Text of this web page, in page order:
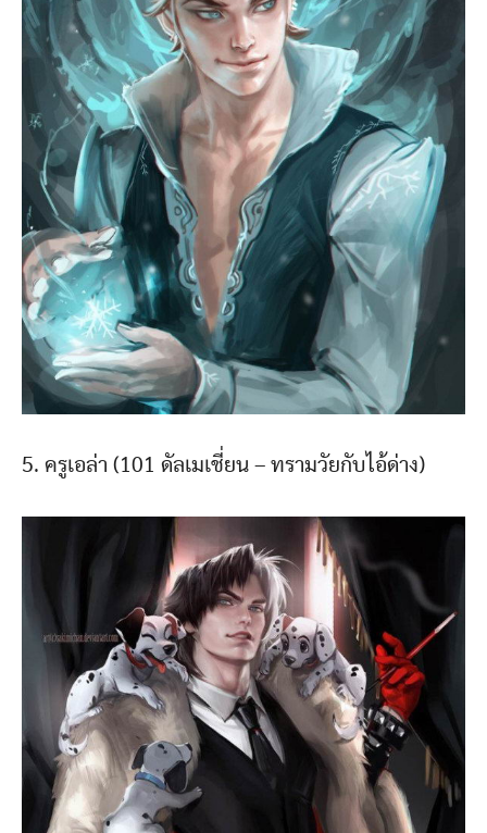
5. ครูเอล่า (101 ดัลเมเชี่ยน – ทรามวัยกับไอ้ด่าง)